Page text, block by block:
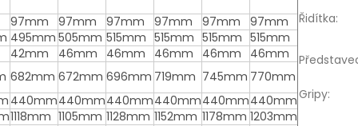
97mm
97mm 97mm 97mm 97mm
97mm
495mm 505mm 515mm 515mm 515mm 515mm
42mm
46mm 46mm 46mm 46mm
46mm
682mm 672mm 696mm 719mm 745mm 770mm
440mm440mm440mm440mm440mm440mm
1118mm 1105mm 1128mm 1152mm 1178mm 1203mm
Řidítka:
Gripy: